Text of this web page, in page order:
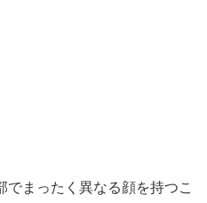
まったく異なる顔を持つこ